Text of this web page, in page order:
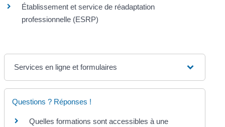
Établissement et service de réadaptation
professionnelle (ESRP)
Services en ligne et formulaires
Questions ? Réponses !
Quelles formations sont accessibles à une